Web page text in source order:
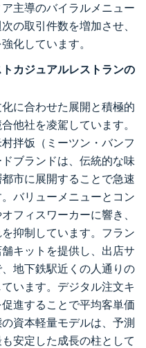
主導のバイラルメニュー
の取引件数を増加させ、
化しています。
カジュアルレストランの
に合わせた展開と積極的
他社を凌駕しています。
拌饭（ミーツン・バンフ
ブランドは、伝統的な味
市に展開することで急速
バリューメニューとコン
フィスワーカーに響き、
抑制しています。フラン
キットを提供し、出店サ
地下鉄駅近くの人通りの
います。デジタル注文キ
進することで平均客単価
資本軽量モデルは、予測
安定した成長の柱として